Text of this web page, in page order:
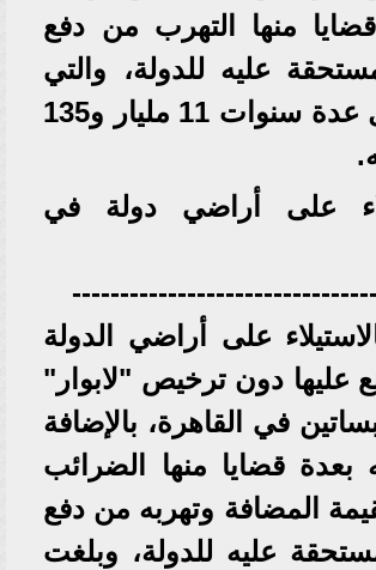
منها التهرب من دفع
عليه للدولة، والتي
بلغت خلال عدة سنوات 11 مليار و135
على أراضي دولة في
على أراضي الدولة
عليها دون ترخيص "لابوار"
في القاهرة، بالإضافة
بعدة قضايا منها الضرائب
المضافة وتهربه من دفع
عليه للدولة، وبلغت